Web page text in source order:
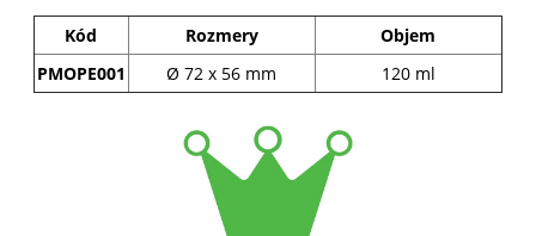
Kód Rozmery
Objem
PMOPE001
Ø 72 x 56 mm 120 ml